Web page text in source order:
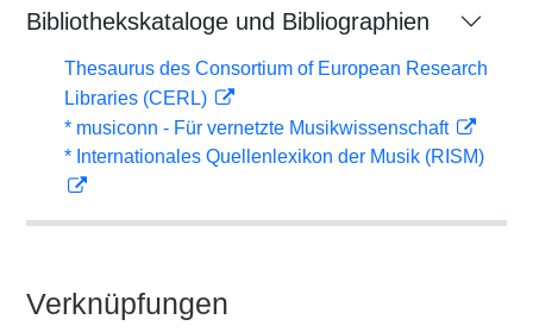
Bibliothekskataloge und Bibliographien
Thesaurus des Consortium of European Research
Libraries (CERL)
* musiconn - Für vernetzte Musikwissenschaft
* Internationales Quellenlexikon der Musik (RISM)
Verknüpfungen